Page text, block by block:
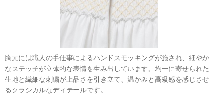
胸元には職人の手仕事によるハンドスモッキングが施され、細やか
なステッチが立体的な表情を生み出しています。均一に寄せられた
生地と繊細な刺繍が上品さを引き立て、温かみと高級感を感じさせ
るクラシカルなディテールです。